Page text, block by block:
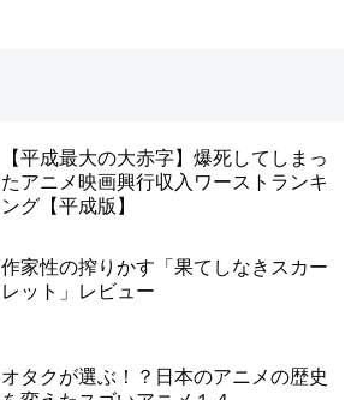
【平成最大の大赤字】爆死してしまっ
たアニメ映画興行収入ワーストランキ
ング【平成版】
作家性の搾りかす「果てしなきスカー
レット」レビュー
オタクが選ぶ！？日本のアニメの歴史